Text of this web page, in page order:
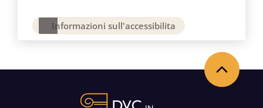
Informazioni sull'accessibilita
Torna in alto